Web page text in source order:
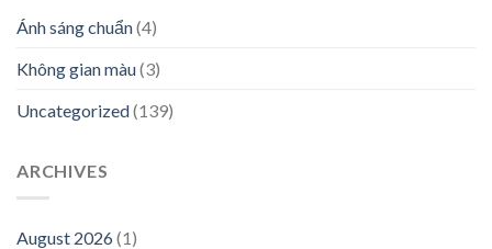
Ánh sáng chuẩn(4)
Không gian màu(3)
Uncategorized(139)
ARCHIVES
August 2026(1)